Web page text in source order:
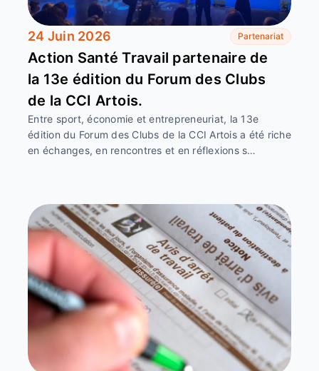
24 Juin 2026 Partenariat
Action Santé Travail partenaire de
la 13e édition du Forum des Clubs
de la CCI Artois.
Entre sport, économie et entrepreneuriat, la 13e
édition du Forum des Clubs de la CCI Artois a été riche
en échanges, en rencontres et en réflexions s…